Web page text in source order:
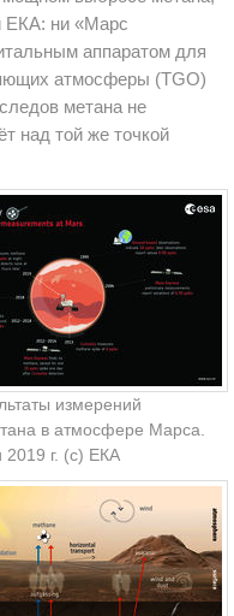
ЕКА: ни «Марс
аппаратом для
атмосферы (TGO)
метана не
над той же точкой
измерений
в атмосфере Марса.
г. (с) ЕКА